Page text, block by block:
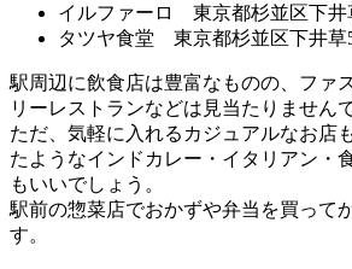
イルファーロ 東京都杉並区下井
タツヤ食堂 東京都杉並区下井草
駅周辺に飲食店は豊富なものの、 ファ
リーレストランなどは見当たりません
ただ、気軽に入れるカジュアルなお店
たようなインドカレー・イタリアン・
もいいでしょう。
駅前の惣菜店でおかずや弁当を買って
す。